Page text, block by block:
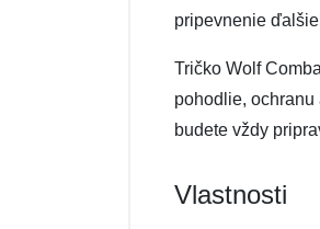
pripevnenie
Tričko Wolf
pohodlie,
budete vždy
Vlastnosti